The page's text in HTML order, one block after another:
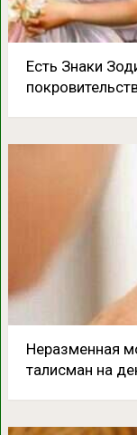
Есть Знаки
Неразменная
талисман на